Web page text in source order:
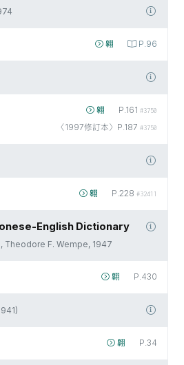
翱 P.96
翱 P.161 #3750
〈1997修訂本〉P.187 #3750
翱 P.228 #32411
English Dictionary
Theodore F. Wempe, 1947
翺 P.430
翺 P.34